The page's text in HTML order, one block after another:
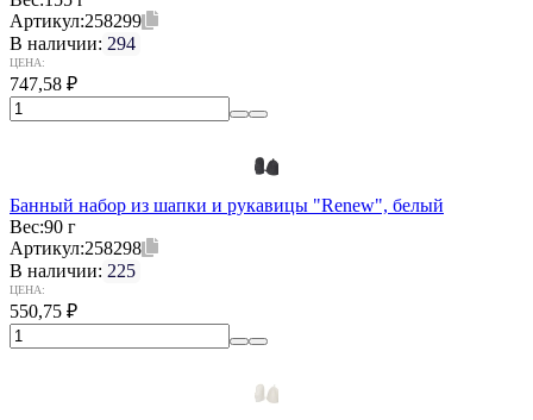
Артикул:258299
В наличии: 294
ЦЕНА:
747,58 ₽
Банный набор из шапки и рукавицы "Renew", белый
Вес:90 г
Артикул:258298
В наличии: 225
ЦЕНА:
550,75 ₽